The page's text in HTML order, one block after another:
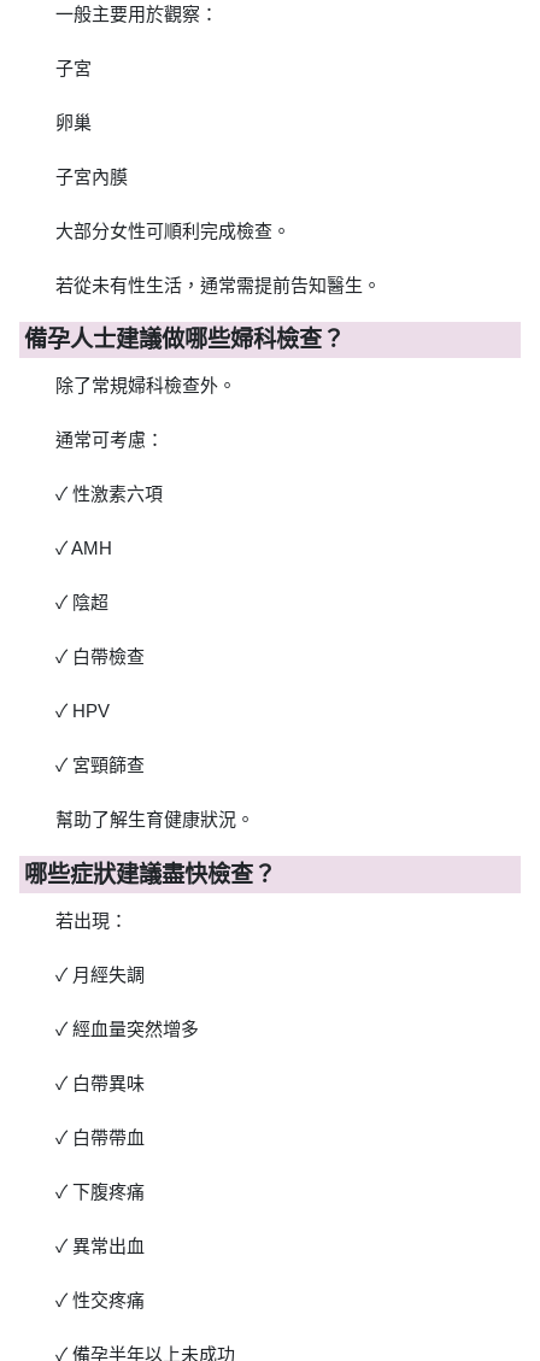
一般主要用於觀察：
子宮
卵巢
子宮內膜
大部分女性可順利完成檢查。
若從未有性生活，通常需提前告知醫生。
備孕人士建議做哪些婦科檢查？
除了常規婦科檢查外。
通常可考慮：
✓ 性激素六項
✓ AMH
✓ 陰超
✓ 白帶檢查
✓ HPV
✓ 宮頸篩查
幫助了解生育健康狀況。
哪些症狀建議盡快檢查？
若出現：
✓ 月經失調
✓ 經血量突然增多
✓ 白帶異味
✓ 白帶帶血
✓ 下腹疼痛
✓ 異常出血
✓ 性交疼痛
✓ 備孕半年以上未成功